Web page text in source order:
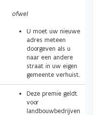
ofwel
U moet uw nieuwe
adres meteen
doorgeven als u
naar een andere
straat in uw eigen
gemeente verhuist.
Deze premie geldt
voor
landbouwbedrijven